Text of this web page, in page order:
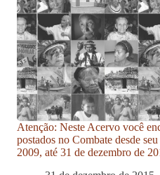
Atenção: Neste Acervo você
postados no Combate desde
2009, até 31 de dezembro de